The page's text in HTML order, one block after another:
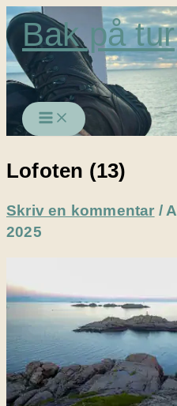
Gå
til
indholdet
Bak på tur
Lofoten (13)
Skriv en kommentar /
2025